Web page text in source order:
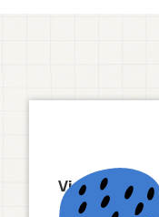
Visie